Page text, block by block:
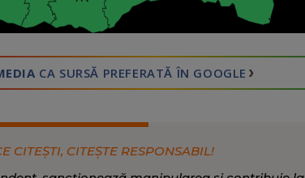
CA SURSĂ PREFERATĂ ÎN GOOGLE ›
CITEȘTI, CITEȘTE RESPONSABIL!